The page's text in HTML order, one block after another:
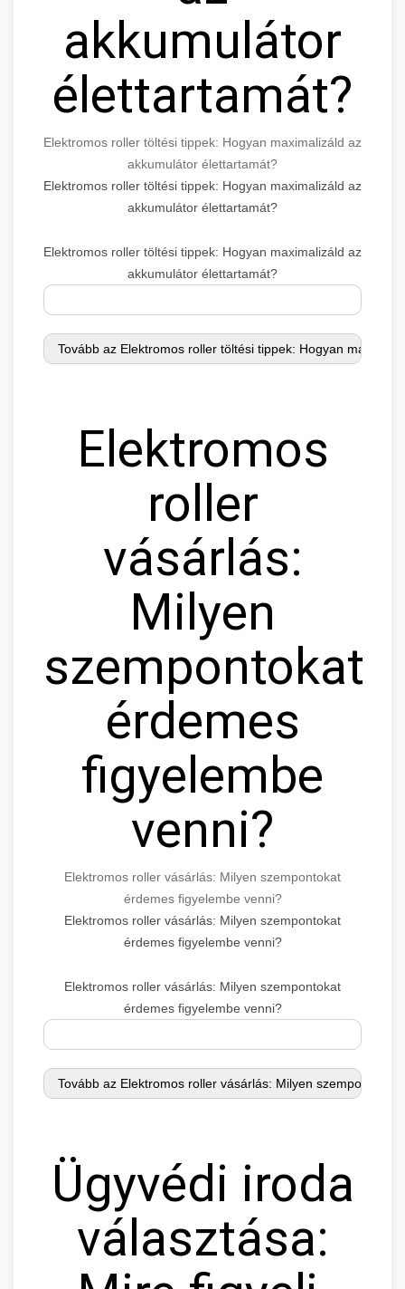
akkumulátor
élettartamát?
Elektromos roller töltési tippek: Hogyan maximalizáld az
akkumulátor élettartamát?
Elektromos roller töltési tippek: Hogyan maximalizáld az
akkumulátor élettartamát?
Elektromos roller töltési tippek: Hogyan maximalizáld az
akkumulátor élettartamát?
Elektromos
roller
vásárlás:
Milyen
szempontokat
érdemes
figyelembe
venni?
Elektromos roller vásárlás: Milyen szempontokat
érdemes figyelembe venni?
Elektromos roller vásárlás: Milyen szempontokat
érdemes figyelembe venni?
Elektromos roller vásárlás: Milyen szempontokat
érdemes figyelembe venni?
Ügyvédi iroda
választása: